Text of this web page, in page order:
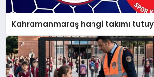
Kahramanmaraş hangi takımı